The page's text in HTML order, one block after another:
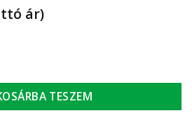
ár)
keringető szivattyú mennyiség
TESZEM